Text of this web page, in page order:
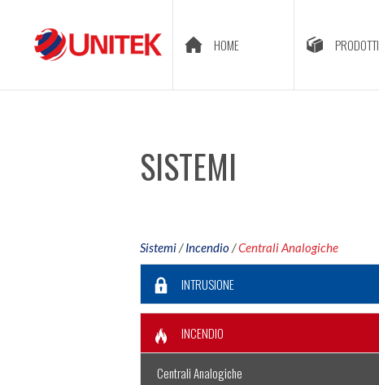
HOME PRODOTTI
SISTEMI
Sistemi/Incendio/Centrali Analogiche
INTRUSIONE
INCENDIO
Centrali Analogiche